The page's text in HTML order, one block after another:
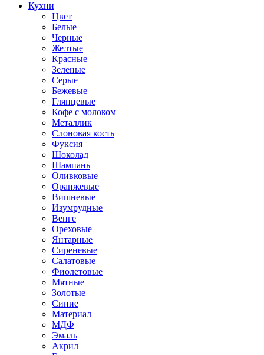
Кухни
Цвет
Белые
Черные
Желтые
Красные
Зеленые
Серые
Бежевые
Глянцевые
Кофе с молоком
Металлик
Слоновая кость
Фуксия
Шоколад
Шампань
Оливковые
Оранжевые
Вишневые
Изумрудные
Венге
Ореховые
Янтарные
Сиреневые
Салатовые
Фиолетовые
Мятные
Золотые
Синие
Материал
МДФ
Эмаль
Акрил